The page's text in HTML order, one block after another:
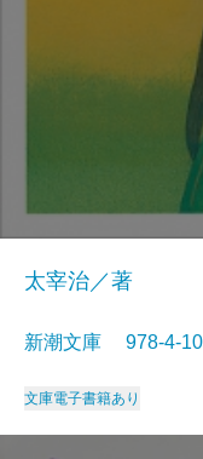
太宰治／著
新潮文庫 978-4-
文庫電子書籍あり